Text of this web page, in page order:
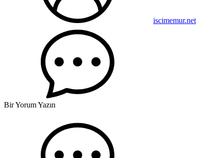
iscimemur.net
Bir Yorum Yazın